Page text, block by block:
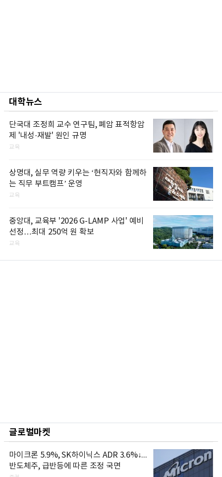
대학뉴스
단국대 조정희 교수 연구팀, 폐암 표적항암
제 '내성·재발' 원인 규명
교육
상명대, 실무 역량 키우는 ‘현직자와 함께하
는 직무 부트캠프’ 운영
교육
중앙대, 교육부 '2026 G-LAMP 사업' 예비
선정…최대 250억 원 확보
교육
글로벌마켓
마이크론 5.9%, SK하이닉스 ADR 3.6%↓...
반도체주, 급반등에 따른 조정 국면